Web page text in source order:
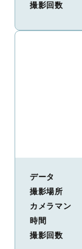
撮影回数
データ
撮影場所
カメラマン
時間
撮影回数